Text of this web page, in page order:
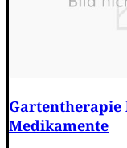
Gartentherapie
Medikamente